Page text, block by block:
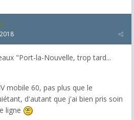
"Port-la-Nouvelle, trop tard...
mobile 60, pas plus que le
d'autant que j'ai bien pris soin
ligne